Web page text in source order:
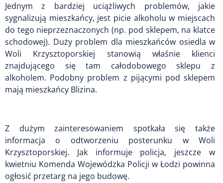
Jednym z bardziej uciążliwych problemów, jakie
sygnalizują mieszkańcy, jest picie alkoholu w miejscach
do tego nieprzeznaczonych (np. pod sklepem, na klatce
schodowej). Duży problem dla mieszkańców osiedla w
Woli Krzysztoporskiej stanowią właśnie klienci
znajdującego się tam całodobowego sklepu z
alkoholem. Podobny problem z pijącymi pod sklepem
mają mieszkańcy Blizina.
Z dużym zainteresowaniem spotkała się także
informacja o odtworzeniu posterunku w Woli
Krzysztoporskiej. Jak informuje policja, jeszcze w
kwietniu Komenda Wojewódzka Policji w Łodzi powinna
ogłosić przetarg na jego budowę.